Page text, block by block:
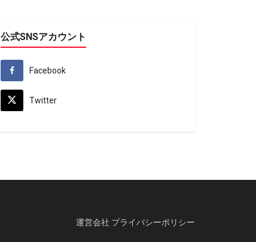
公式SNSアカウント
Facebook
Twitter
運営会社 プライバシーポリシー